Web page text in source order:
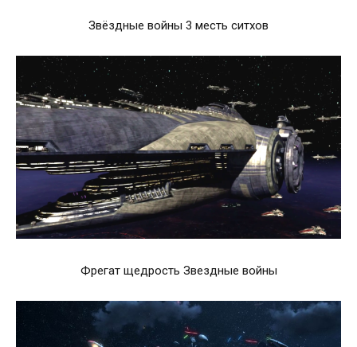
Звёздные войны 3 месть ситхов
Фрегат щедрость Звездные войны